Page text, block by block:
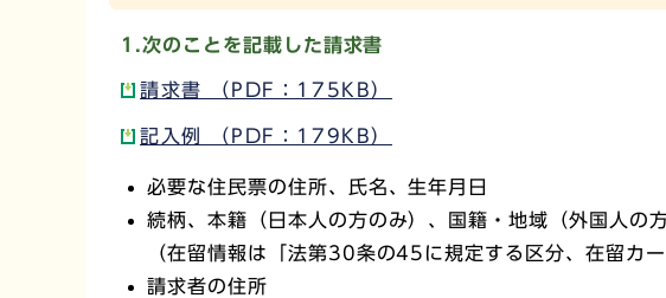
1.次のことを記載した請求書
請求書 （PDF：175KB）
記入例 （PDF：179KB）
必要な住民票の住所、氏名、生年月日
続柄、本籍（日本人の方のみ）、国籍・地域（外国人の
（在留情報は「法第30条の45に規定する区分、在留カ
請求者の住所